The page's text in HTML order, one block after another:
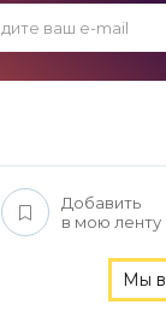
Добавить
в мою ленту
Мы в